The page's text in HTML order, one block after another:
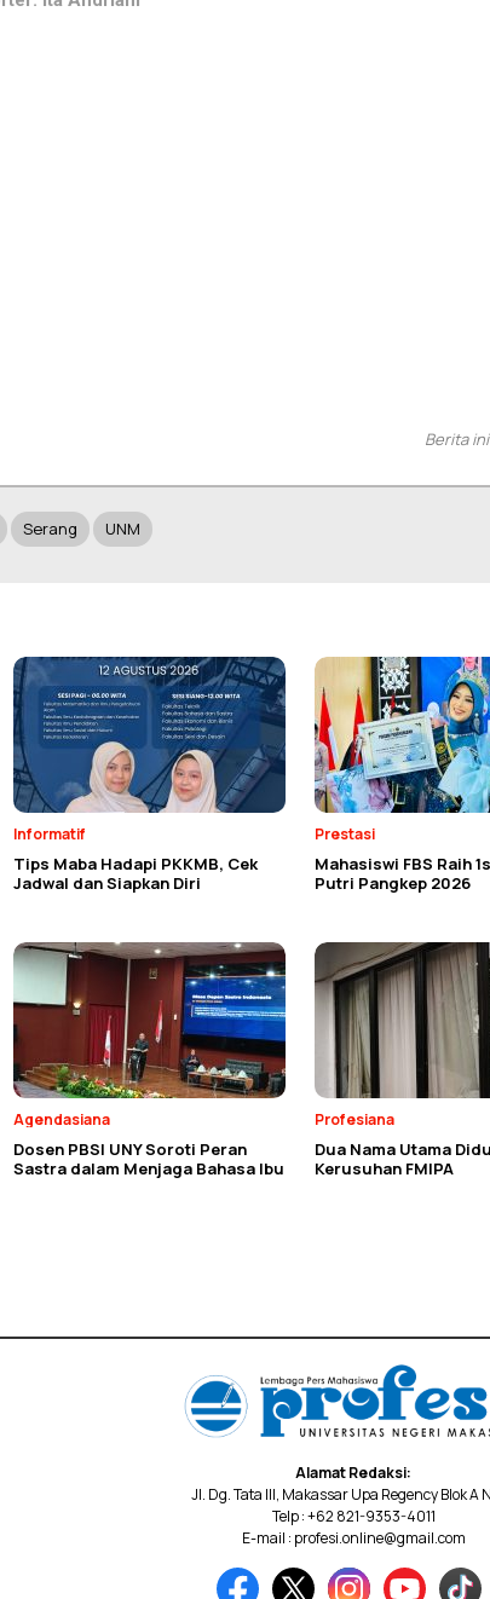
Berita
Serang UNM
Informatif
Tips Maba Hadapi PKKMB, Cek
Jadwal dan Siapkan Diri
Prestasi
Mahasiswi FBS Raih
Putri Pangkep 2026
Agendasiana
Dosen PBSI UNY Soroti Peran
Sastra dalam Menjaga Bahasa Ibu
Profesiana
Dua Nama Utama
Kerusuhan FMIPA
Alamat Redaksi:
Jl. Dg. Tata III, Makassar Upa Regency Blok A
Telp : +62 821-9353-4011
E-mail : profesi.online@gmail.com